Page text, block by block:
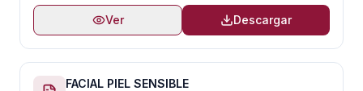
Ver Descargar
FACIAL PIEL SENSIBLE